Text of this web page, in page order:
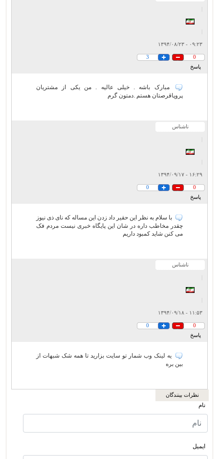
۰۹:۲۳ - ۱۳۹۴/۰۸/۲۳
0
3
پاسخ
مبارک باشه . خیلی عالیه . من یکی از مشتریان
پروپاقرصتان هستم .دمتون گرم
ناشناس
۱۶:۲۹ - ۱۳۹۴/۰۹/۱۷
0
0
پاسخ
با سلام به نظر این حقیر داد زدن این مساله که نای ذی نیوز
چقدر مخاطب داره در شان این پایگاه خبری نیست مردم فک
می کنن شاید کمبود داریم
ناشناس
۱۱:۵۳ - ۱۳۹۴/۰۹/۱۸
0
0
پاسخ
یه لینک وب شمار تو سایت بزارید تا همه شک شبهات از
بین بره
نظرات بینندگان
نام
ایمیل